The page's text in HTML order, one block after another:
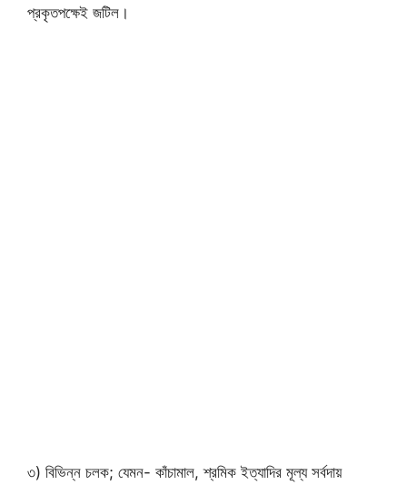
প্রকৃতপক্ষেই জটিল।
৩) বিভিন্ন চলক; যেমন- কাঁচামাল, শ্রমিক ইত্যাদির মূল্য সর্বদায়